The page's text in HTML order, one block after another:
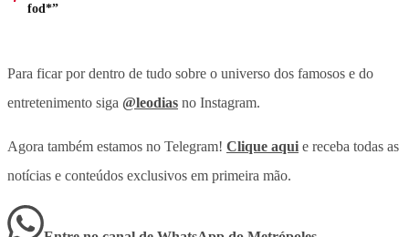
fod*”
Para ficar por dentro de tudo sobre o universo dos famosos e do
entretenimento siga @leodias no Instagram.
Agora também estamos no Telegram! Clique aqui e receba todas as
notícias e conteúdos exclusivos em primeira mão.